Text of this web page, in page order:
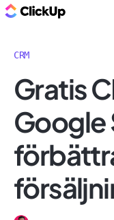
CRM
Gratis
Google